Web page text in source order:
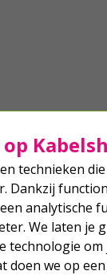
technieken
Dankzij
analytische
We laten je
technologie
doen we op